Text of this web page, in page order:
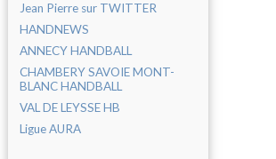
Jean Pierre sur TWITTER
HANDNEWS
ANNECY HANDBALL
CHAMBERY SAVOIE MONT-
BLANC HANDBALL
VAL DE LEYSSE HB
Ligue AURA